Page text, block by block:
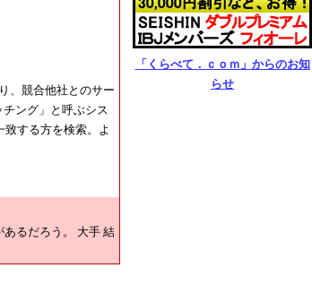
、競合他社とのサー
ング」と呼ぶシス
する方を検索。よ
るだろう。 大手 結
「くらべて．ｃｏｍ」からのお知
らせ